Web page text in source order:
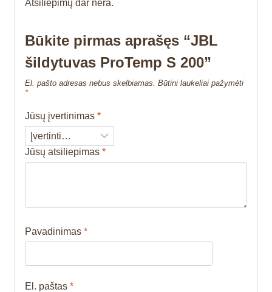
Atsiliepimų dar nėra.
Būkite pirmas aprašęs “JBL
šildytuvas ProTemp S 200”
El. pašto adresas nebus skelbiamas. Būtini laukeliai pažymėti
*
Jūsų įvertinimas *
Jūsų atsiliepimas *
Pavadinimas *
El. paštas *